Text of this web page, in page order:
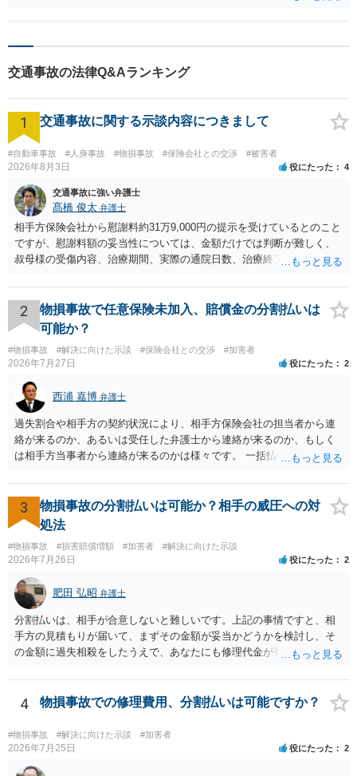
合、管轄の警察署に交通事故の届け出が出ていないかを確認するとい
交通事故の法律Q&Aランキング
1 交通事故に関する示談内容につきまして
#自動車事故 #人身事故 #物損事故 #保険会社との交渉 #被害者
2026年8月3日 役にたった 4
交通事故に強い弁護士
髙橋 俊太 弁護士
相手方保険会社から慰謝料約31万9,000円の提示を受けているとのこと
ですが、慰謝料額の妥当性については、金額だけでは判断が難しく、
叔母様の受傷内容、治療期間、実際の通院日数、治療終了の経緯、後
確認する必要があります。保険会社から提示される慰謝料額について
は、弁護士が介入することにより増額を検討できる場合がありますの
で、以下の資料・情報を準備した上で、弁護士に個別に相談すること
をお勧めいたします。 ・相手方保険会社から届いている示談金額の提
示書類 ・叔母様の診断名、けがの内容 ・治療開始日及び治療終了日
・入院の有無、通院回数 ・現在も症状が残っているか ・叔母様ご本人
やご家族等が加入している保険に、今回の事故で利用できる弁護士費
用特約が付帯しているか なお、被害者は叔母様ご本人となりますの
で、弁護士が受任する場合には、叔母様ご本人の依頼意思等を確認す
る必要があります。日本語での十分な意思疎通が難しいとのことです
ので、そのあたりのご事情も踏まえて、依頼意思の確認方法等を検討
2
物損事故で任意保険未加入、賠償金の分割払いは
可能か？
#物損事故 #解決に向けた示談 #保険会社との交渉 #加害者
2026年7月27日 役にたった 2
西浦 嘉博 弁護士
過失割合や相手方の契約状況により、相手方保険会社の担当者から連
絡が来るのか、あるいは受任した弁護士から連絡が来るのか、もしく
は相手方当事者から連絡が来るのかは様々です。 一括払いや分割払い
金の支払いにつき、分割払いに合意すれば、和解は可能です。 他方で
合意しなければ和解できないことになります。 今後の見通しを知る為
に、交渉の方向性につき、最寄りの法律事務所で相談だけでもされる
3
物損事故の分割払いは可能か？相手の威圧への対
処法
#物損事故 #損害賠償増額 #加害者 #解決に向けた示談
2026年7月26日 役にたった 2
肥田 弘昭 弁護士
分割払いは、相手が合意しないと難しいです。上記の事情ですと、相
手方の見積もりが届いて、まずその金額が妥当かどうかを検討し、そ
の金額に過失相殺をしたうえで、あなたにも修理代金が発生している
分割払いにしたいとの示談案を提案するのが良いかと思います。威圧
されるのであれば、斡旋、仲裁、民事調停を利用しては如何でしょう
4 物損事故での修理費用、分割払いは可能ですか？
#物損事故 #解決に向けた示談 #加害者
2026年7月25日 役にたった 2